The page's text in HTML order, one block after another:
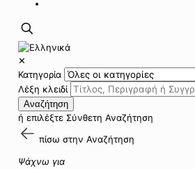
✕
Κατηγορία
Λέξη κλειδί
Αναζήτηση
ή επιλέξτε Σύνθετη Αναζήτηση
πίσω στην Αναζήτηση
Ψάχνω για